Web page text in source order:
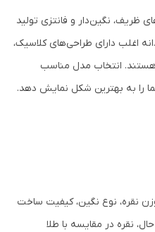
ظریف، نگین‌دار و فانتزی تولید
اغلب دارای طراحی‌های کلاسیک،
انتخاب مدل مناسب
به بهترین شکل نمایش دهد.
نقره، نوع نگین، کیفیت ساخت
نقره در مقایسه با طلا